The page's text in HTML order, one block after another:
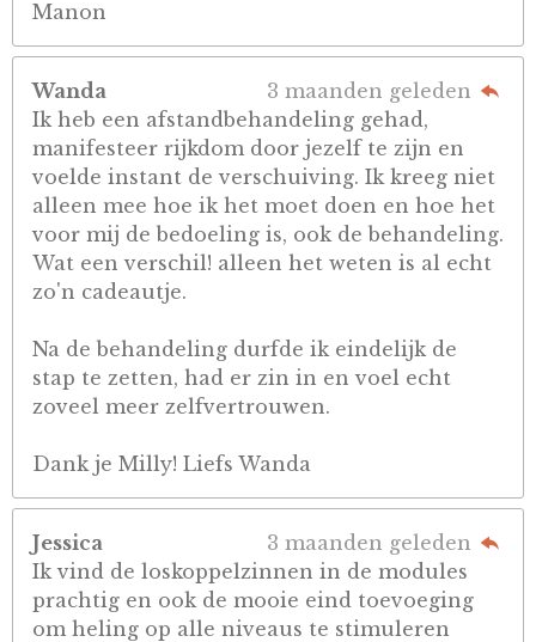
Manon
Wanda
3 maanden geleden
Ik heb een afstandbehandeling gehad,
manifesteer rijkdom door jezelf te zijn en
voelde instant de verschuiving. Ik kreeg niet
alleen mee hoe ik het moet doen en hoe het
voor mij de bedoeling is, ook de behandeling.
Wat een verschil! alleen het weten is al echt
zo'n cadeautje.
Na de behandeling durfde ik eindelijk de
stap te zetten, had er zin in en voel echt
zoveel meer zelfvertrouwen.
Dank je Milly! Liefs Wanda
Jessica
3 maanden geleden
Ik vind de loskoppelzinnen in de modules
prachtig en ook de mooie eind toevoeging
om heling op alle niveaus te stimuleren